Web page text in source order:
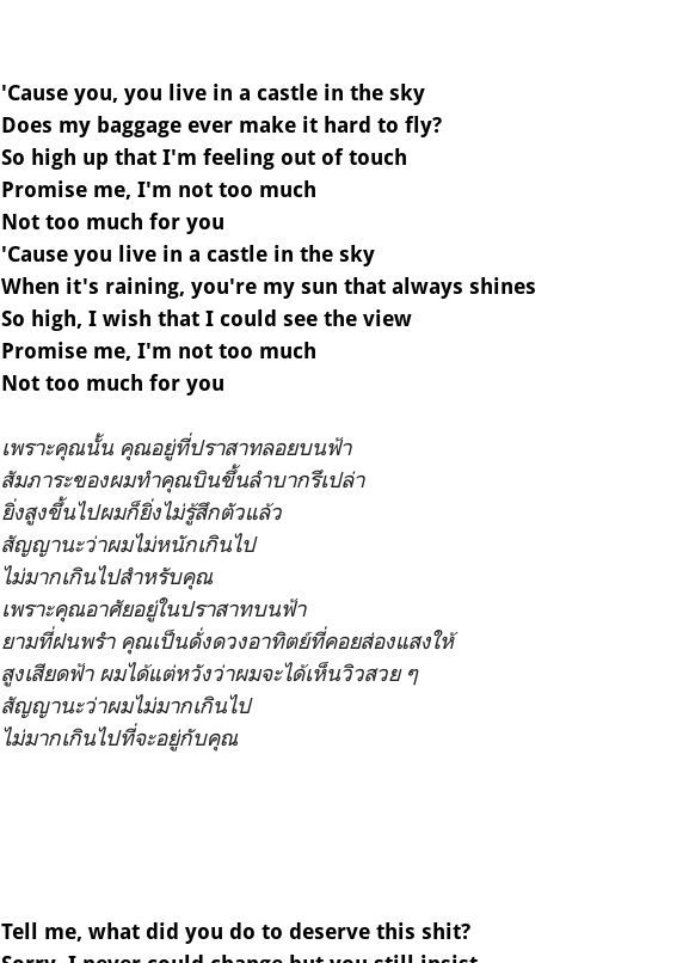
'Cause you, you live in a castle in the sky
Does my baggage ever make it hard to fly?
So high up that I'm feeling out of touch
Promise mе, I'm not too much
Not too much for you
'Cause you live in a castle in thе sky
When it's raining, you're my sun that always shines
So high, I wish that I could see the view
Promise me, I'm not too much
Not too much for you
เพราะคุณนั้น คุณอยู่ที่ปราสาทลอยบนฟ้า
สัมภาระของผมทำคุณบินขึ้นลำบากรึเปล่า
ยิ่งสูงขึ้นไปผมก็ยิ่งไม่รู้สึกตัวแล้ว
สัญญานะว่าผมไม่หนักเกินไป
ไม่มากเกินไปสำหรับคุณ
เพราะคุณอาศัยอยู่ในปราสาทบนฟ้า
ยามที่ฝนพรำ คุณเป็นดั่งดวงอาทิตย์ที่คอยส่องแสงให้
สูงเสียดฟ้า ผมได้แต่หวังว่าผมจะได้เห็นวิวสวย ๆ
สัญญานะว่าผมไม่มากเกินไป
ไม่มากเกินไปที่จะอยู่กับคุณ
Tell me, what did you do to deserve this shit?